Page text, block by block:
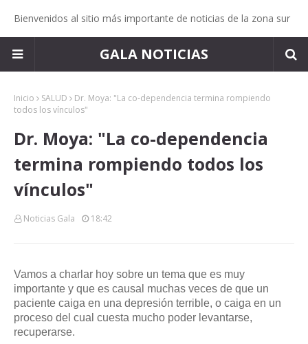
Bienvenidos al sitio más importante de noticias de la zona sur
GALA NOTICIAS
Inicio SALUD
Dr. Moya: "La co-dependencia termina rompiendo
todos los vínculos"
Dr. Moya: "La co-dependencia
termina rompiendo todos los
vínculos"
Noticias Gala 18:42
Vamos a charlar hoy sobre un tema que es muy
importante y que es causal muchas veces de que un
paciente caiga en una depresión terrible, o caiga en un
proceso del cual cuesta mucho poder levantarse,
recuperarse.